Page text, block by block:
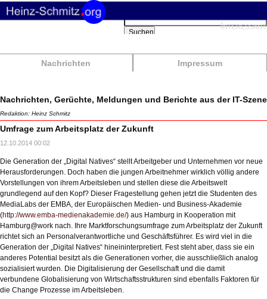
Nachrichten Impressum
Suchbegriffe
Suchen
Nachrichten, Gerüchte, Meldungen und Berichte aus der IT-Szene
Redaktion: Heinz Schmitz
Umfrage zum Arbeitsplatz der Zukunft
12.10.2014 00:02
Die Generation der „Digital Natives“ stellt Arbeitgeber und Unternehmen vor neue
Herausforderungen. Doch haben die jungen Arbeitnehmer wirklich völlig andere
Vorstellungen von ihrem Arbeitsleben und stellen diese die Arbeitswelt
grundlegend auf den Kopf? Dieser Fragestellung gehen jetzt die Studenten des
MediaLabs der EMBA, der Europäischen Medien- und Business-Akademie
(http://www.emba-medienakademie.de/) aus Hamburg in Kooperation mit
Hamburg@work nach. Ihre Marktforschungsumfrage zum Arbeitsplatz der Zukunft
richtet sich an Personalverantwortliche und Geschäftsführer. Es wird viel in die
Generation der „Digital Natives“ hineininterpretiert. Fest steht aber, dass sie ein
anderes Potential besitzt als die Generationen vorher, die ausschließlich analog
sozialisiert wurden. Die Digitalisierung der Gesellschaft und die damit
verbundene Globalisierung von Wirtschaftsstrukturen sind ebenfalls Faktoren für
die Change Prozesse im Arbeitsleben.